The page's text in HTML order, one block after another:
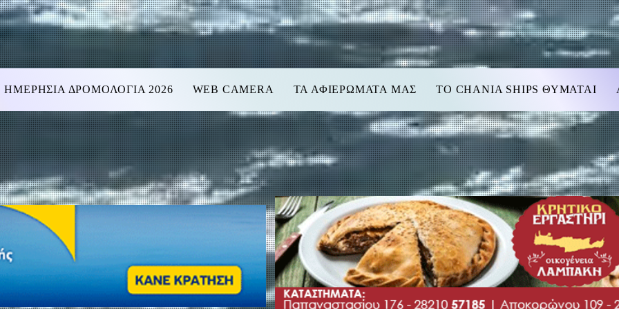
ΗΜΕΡΗΣΙΑ ΔΡΟΜΟΛΟΓΙΑ 2026 WEB CAMERA ΤΑ ΑΦΙΕΡΩΜΑΤΑ ΜΑΣ TO CHANIA SHIPS ΘΥΜΑΤΑΙ